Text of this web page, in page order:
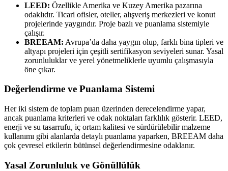
LEED: Özellikle Amerika ve Kuzey Amerika pazarına
odaklıdır. Ticari ofisler, oteller, alışveriş merkezleri ve konut
projelerinde yaygındır. Proje bazlı ve puanlama sistemiyle
çalışır.
BREEAM: Avrupa’da daha yaygın olup, farklı bina tipleri ve
altyapı projeleri için çeşitli sertifikasyon seviyeleri sunar. Yasal
zorunluluklar ve yerel yönetmeliklerle uyumlu çalışmasıyla
öne çıkar.
Değerlendirme ve Puanlama Sistemi
Her iki sistem de toplam puan üzerinden derecelendirme yapar,
ancak puanlama kriterleri ve odak noktaları farklılık gösterir. LEED,
enerji ve su tasarrufu, iç ortam kalitesi ve sürdürülebilir malzeme
kullanımı gibi alanlarda detaylı puanlama yaparken, BREEAM daha
çok çevresel etkilerin bütünsel değerlendirmesine odaklanır.
Yasal Zorunluluk ve Gönüllülük